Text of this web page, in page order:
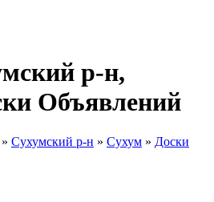
р-н,
Объявлений
» Сухумский р-н » Сухум » Доски